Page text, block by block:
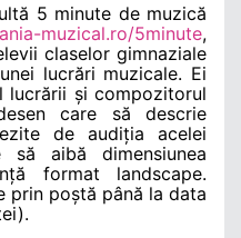
ă 5 minute de muzică
muzical.ro/5minute,
claselor gimnaziale
lucrări muzicale. Ei
lucrării și compozitorul
care să descrie
de audiția acelei
să aibă dimensiunea
format landscape.
prin poștă până la data